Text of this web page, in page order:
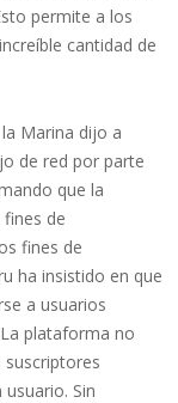
permite a los
cantidad de
Marina dijo a
de red por parte
que la
de
fines de
ha insistido en que
a usuarios
plataforma no
Sin